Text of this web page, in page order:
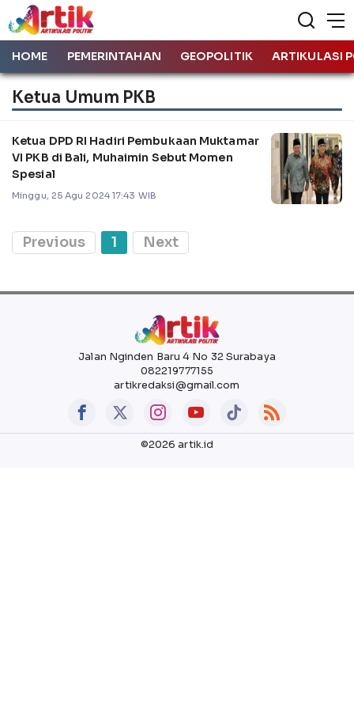
HOME PEMERINTAHAN GEOPOLITIK ARTIKULASI
Ketua Umum PKB
Ketua DPD RI Hadiri Pembukaan Muktamar
VI PKB di Bali, Muhaimin Sebut Momen
Spesial
Minggu, 25 Agu 2024 17:43 WIB
Previous 1 Next
Jalan Nginden Baru 4 No 32 Surabaya
082219777155
artikredaksi@gmail.com
©2026 artik.id